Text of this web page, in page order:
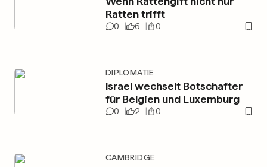
Ratten trifft
0 6 0
DIPLOMATIE
Israel wechselt Botschafter
für Belgien und Luxemburg
0 2 0
CAMBRIDGE